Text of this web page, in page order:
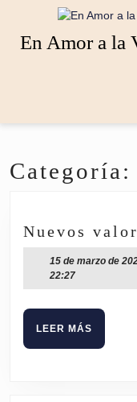
contenidoEn Amor a la
Categoría:
Nuevos
15 de marzo de
22:27
LEER MÁS
MÁS